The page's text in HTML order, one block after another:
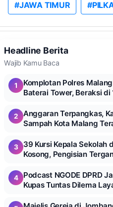
#JAWA TIMUR
Headline Berita
Wajib Kamu Baca
1
Komplotan Polres
Baterai Tower, Beraksi di
2
Anggaran Terpangkas,
Sampah Kota Malang
3
39 Kursi Kepala Sekolah
Kosong, Pengisian
4
Podcast NGODE DPRD
Kupas Tuntas Dilema